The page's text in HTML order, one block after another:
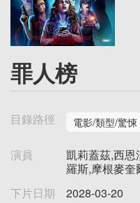
罪人榜
目錄路徑 電影/類型/驚悚
演員
凱莉蓋茲,西
羅斯,摩根麥奎
下片日期
2028-03-20